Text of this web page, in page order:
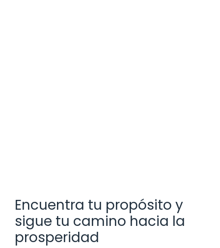
Encuentra tu propósito y
sigue tu camino hacia la
prosperidad